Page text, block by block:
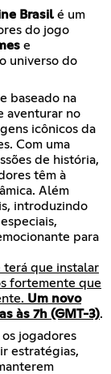
Brasil é um
do jogo
e
universo do
baseado na
aventurar no
icônicos da
Com uma
de história,
têm à
Além
introduzindo
para
terá que instalar
fortemente que
Um novo
às 7h (GMT-3).
jogadores
estratégias,